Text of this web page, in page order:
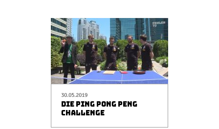
30.05.2019
DIE PING PONG PENG
CHALLENGE